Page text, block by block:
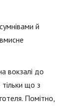
й
вокзалі до
що з
Помітно,